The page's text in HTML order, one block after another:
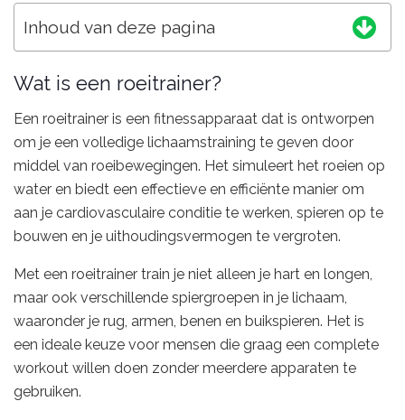
Inhoud van deze pagina
Wat is een roeitrainer?
Een roeitrainer is een fitnessapparaat dat is ontworpen
om je een volledige lichaamstraining te geven door
middel van roeibewegingen. Het simuleert het roeien op
water en biedt een effectieve en efficiënte manier om
aan je cardiovasculaire conditie te werken, spieren op te
bouwen en je uithoudingsvermogen te vergroten.
Met een roeitrainer train je niet alleen je hart en longen,
maar ook verschillende spiergroepen in je lichaam,
waaronder je rug, armen, benen en buikspieren. Het is
een ideale keuze voor mensen die graag een complete
workout willen doen zonder meerdere apparaten te
gebruiken.